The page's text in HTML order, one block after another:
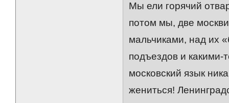
Мы ели горячий
потом мы, две
мальчиками, над их
подъездов и
московский язык
жениться!